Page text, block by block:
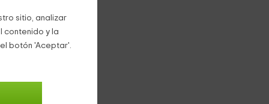
sitio, analizar
contenido y la
botón 'Aceptar'.